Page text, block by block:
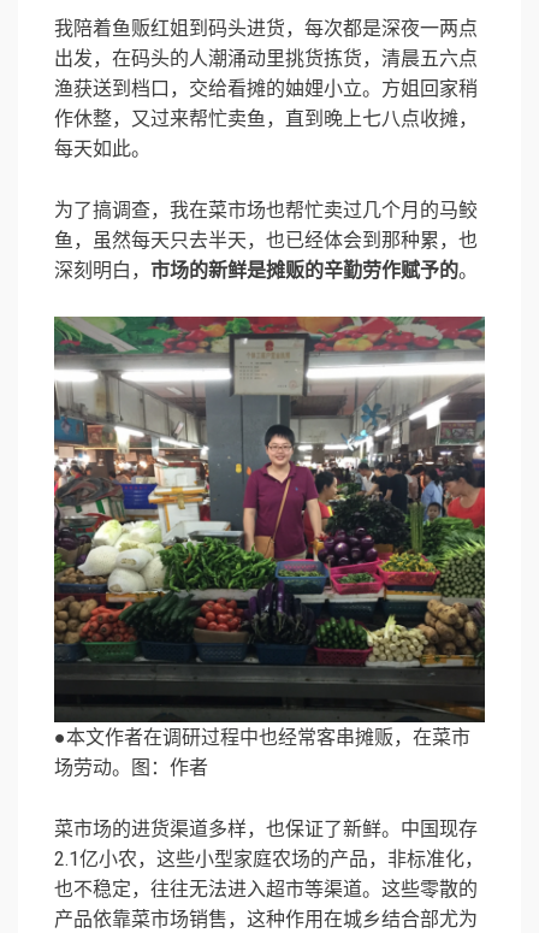
我陪着鱼贩红姐到码头进货，每次都是深夜一两点
出发，在码头的人潮涌动里挑货拣货，清晨五六点
渔获送到档口，交给看摊的妯娌小立。方姐回家稍
作休整，又过来帮忙卖鱼，直到晚上七八点收摊，
每天如此。
为了搞调查，我在菜市场也帮忙卖过几个月的马鲛
鱼，虽然每天只去半天，也已经体会到那种累，也
深刻明白， 市场的新鲜是摊贩的辛勤劳作赋予的。
●本文作者在调研过程中也经常客串摊贩，在菜市
场劳动。图：作者
菜市场的进货渠道多样，也保证了新鲜。中国现存
2.1亿小农，这些小型家庭农场的产品，非标准化，
也不稳定，往往无法进入超市等渠道。这些零散的
产品依靠菜市场销售，这种作用在城乡结合部尤为